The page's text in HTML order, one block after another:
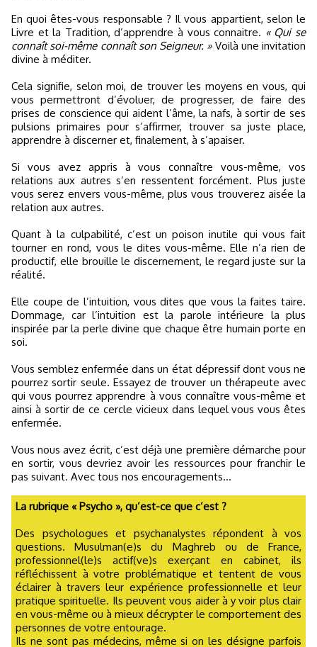
En quoi êtes-vous responsable ? Il vous appartient, selon le
Livre et la Tradition, d’apprendre à vous connaitre. « Qui se
connaît soi-même connaît son Seigneur. »Voilà une invitation
divine à méditer.
Cela signifie, selon moi, de trouver les moyens en vous, qui
vous permettront d’évoluer, de progresser, de faire des
prises de conscience qui aident l’âme, la nafs, à sortir de ses
pulsions primaires pour s’affirmer, trouver sa juste place,
apprendre à discerner et, finalement, à s’apaiser.
Si vous avez appris à vous connaître vous-même, vos
relations aux autres s’en ressentent forcément. Plus juste
vous serez envers vous-même, plus vous trouverez aisée la
relation aux autres.
Quant à la culpabilité, c’est un poison inutile qui vous fait
tourner en rond, vous le dites vous-même. Elle n’a rien de
productif, elle brouille le discernement, le regard juste sur la
réalité.
Elle coupe de l’intuition, vous dites que vous la faites taire.
Dommage, car l’intuition est la parole intérieure la plus
inspirée par la perle divine que chaque être humain porte en
soi.
Vous semblez enfermée dans un état dépressif dont vous ne
pourrez sortir seule. Essayez de trouver un thérapeute avec
qui vous pourrez apprendre à vous connaître vous-même et
ainsi à sortir de ce cercle vicieux dans lequel vous vous êtes
enfermée.
Vous nous avez écrit, c’est déjà une première démarche pour
en sortir, vous devriez avoir les ressources pour franchir le
pas suivant. Avec tous nos encouragements...
La rubrique « Psycho », qu’est-ce que c’est ?
Des psychologues et psychanalystes répondent à vos
questions. Musulman(e)s du Maghreb ou de France,
professionnel(le)s actif(ve)s exerçant en cabinet, ils
réfléchissent à votre problématique et tentent de vous
éclairer à travers leur expérience professionnelle et leur
pratique spirituelle. Ils peuvent vous aider à y voir plus clair
en vous-même ou à mieux décrypter le comportement des
personnes de votre entourage.
Ils ne sont pas médecins, même si on les désigne parfois